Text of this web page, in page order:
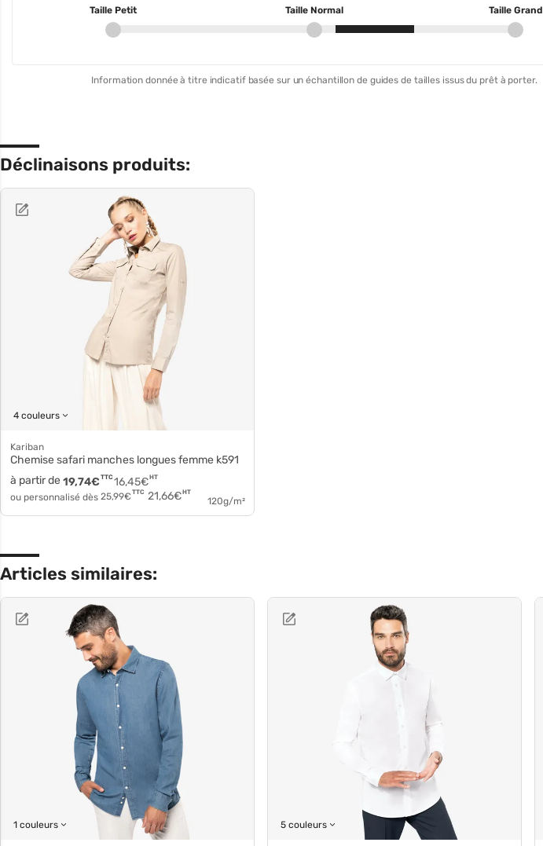
Taille Petit Taille Normal Taille Grand
Information donnée à titre indicatif basée sur un échantillon de guides de tailles issus du prêt à porter.
Déclinaisons produits:
4 couleurs
Kariban
Chemise safari manches longues femme k591
à partir de
16,45€HT
19,74€ TTC
ou personnalisé dès 25,99€ TTC 21,66€HT
120g/m²
Articles similaires:
1 couleurs 5 couleurs